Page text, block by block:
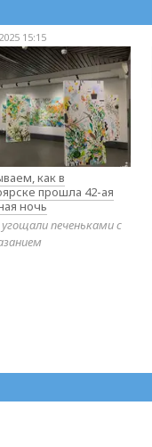
15:15
как в
прошла 42-ая
ночь
печеньками с